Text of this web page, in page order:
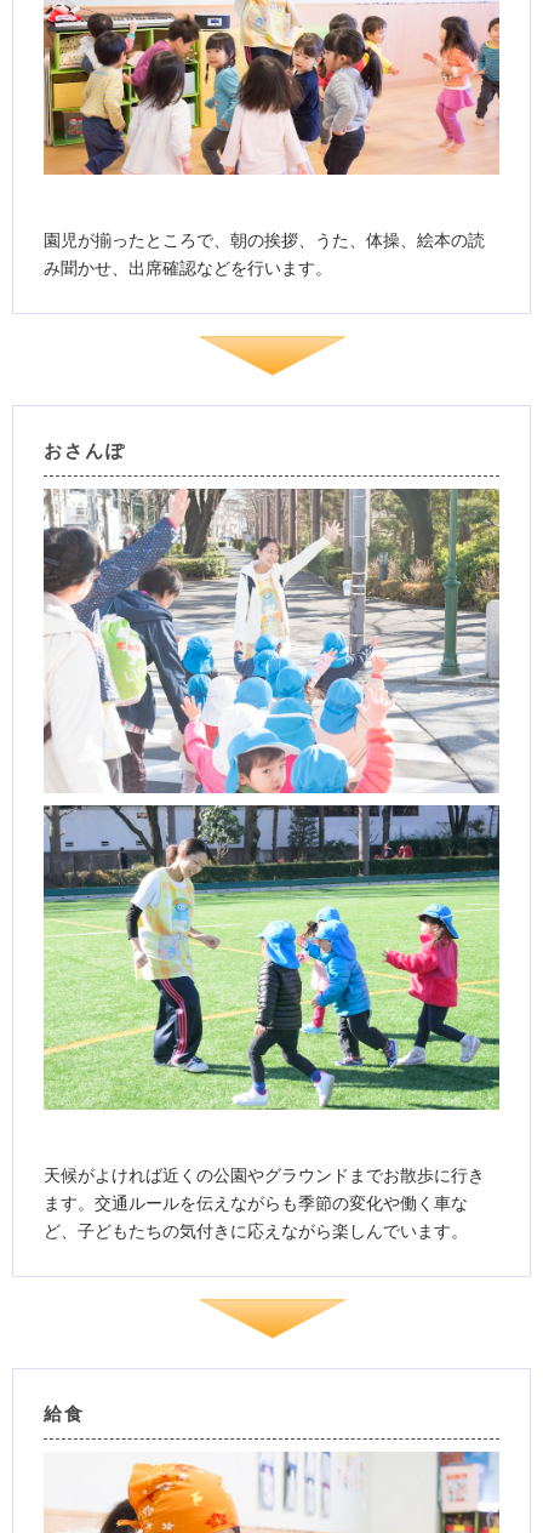
園児が揃ったところで、朝の挨拶、うた、体操、絵本の読
み聞かせ、出席確認などを行います。
おさんぽ
天候がよければ近くの公園やグラウンドまでお散歩に行き
ます。交通ルールを伝えながらも季節の変化や働く車な
ど、子どもたちの気付きに応えながら楽しんでいます。
給食